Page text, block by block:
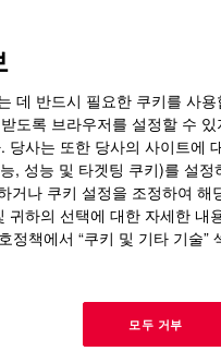
데 반드시 필요한 쿠키를 사
도록 브라우저를 설정할 수
당사는 또한 당사의 사이트에
, 성능 및 타겟팅 쿠키)를 설정
거나 쿠키 설정을 조정하여
하의 선택에 대한 자세한 내
정책에서 “쿠키 및 기타 기술”
모두 거부